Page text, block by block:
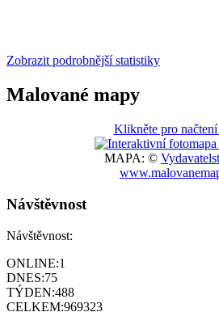
Zobrazit podrobnější statistiky
Malované mapy
Klikněte pro
MAPA: ©
Návštěvnost
Návštěvnost:
ONLINE:1
DNES:75
TÝDEN:488
CELKEM:969323